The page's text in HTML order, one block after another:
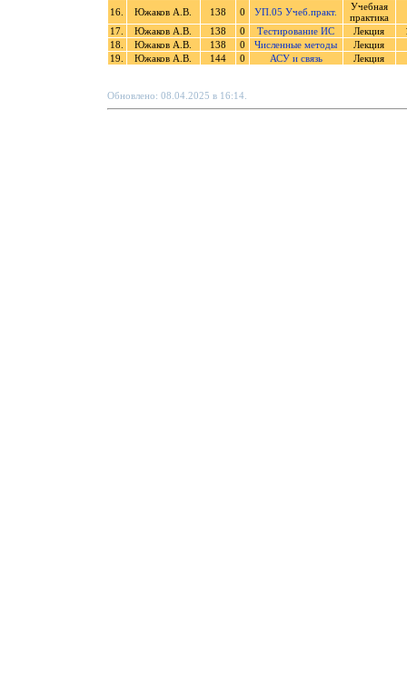
16. Южаков А.В. 138 0 УП.05 Учеб.практ.
Учебная
практика
17.
Южаков А.В. 138 0 Тестирование ИС Лекция
18.
Южаков А.В. 138 0 Численные методы
Лекция
19.
Южаков А.В. 144 0 АСУ и связь Лекция
Обновлено: 08.04.2025 в 16:14.